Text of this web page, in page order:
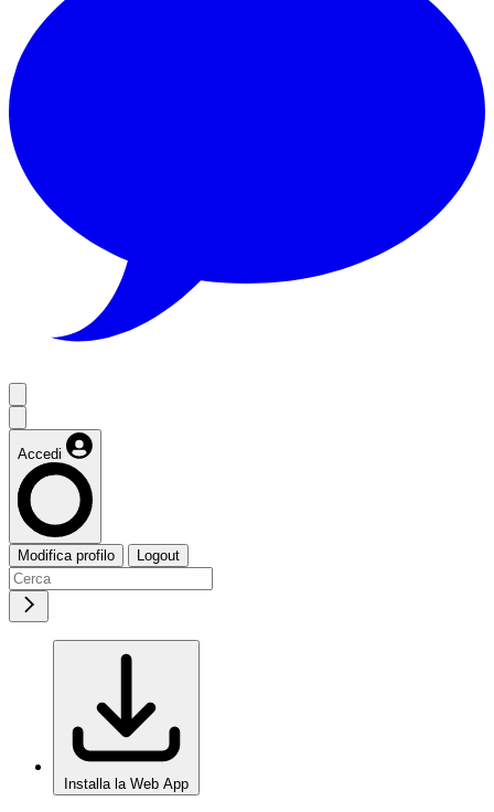
Accedi
Modifica profilo Logout
Installa la Web App